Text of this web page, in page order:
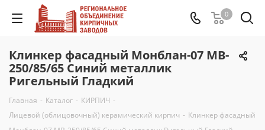
0
Клинкер фасадный Монблан-07 MB-
250/85/65 Синий металлик
Ригельный Гладкий
Главная - Каталог - КИРПИЧ -
Лицевой (облицовочный) керамический кирпич - Клинкер фасадный